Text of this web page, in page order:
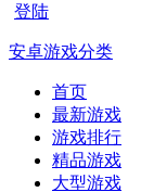
登陆
安卓游戏分类
首页
最新游戏
游戏排行
精品游戏
大型游戏